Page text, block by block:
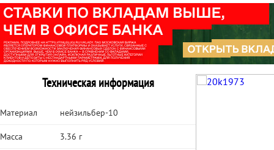
Техническая информация
Материал нейзильбер-10
Масса 3.36 г